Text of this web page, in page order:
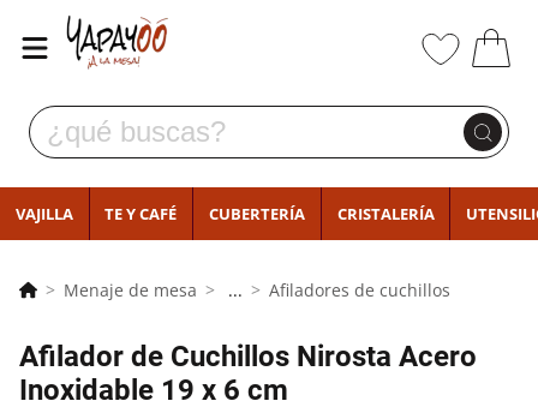
VAJILLA TE Y CAFÉ CUBERTERÍA CRISTALERÍA
Menaje de mesa ... Afiladores de cuchillos
Afilador de Cuchillos Nirosta Acero
Inoxidable 19 x 6 cm